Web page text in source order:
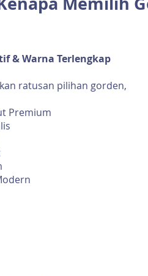
& Warna Terlengkap
ratusan pilihan gorden,
Premium